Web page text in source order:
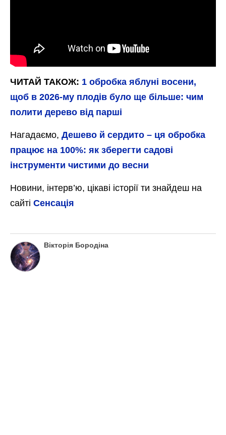
ЧИТАЙ ТАКОЖ: 1 обробка яблуні восени,
щоб в 2026-му плодів було ще більше: чим
полити дерево від парші
Нагадаємо, Дешево й сердито – ця обробка
працює на 100%: як зберегти садові
інструменти чистими до весни
Новини, інтерв’ю, цікаві історії ти знайдеш на
сайті Сенсація
Вікторія Бородіна